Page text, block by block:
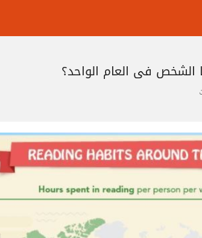
في العام الواحد؟